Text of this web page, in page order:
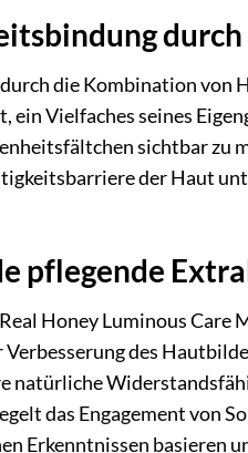
die Kombination von
ein Vielfaches seines
sichtbar zu
der Haut
pflegende
Honey Luminous
des
natürliche
das Engagement von
Erkenntnissen basieren